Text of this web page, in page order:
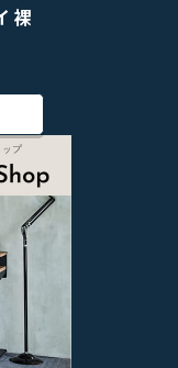
裸